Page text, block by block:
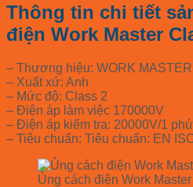
Thông tin chi tiết
điện Work Master
– Thương hiệu: WORK MASTER
– Xuất xứ: Anh
– Mức độ: Class 2
– Điện áp làm việc 170000V
– Điện áp kiểm tra: 20000V/1
– Tiêu chuẩn: Tiêu chuẩn: EN
Ủng cách điện Work